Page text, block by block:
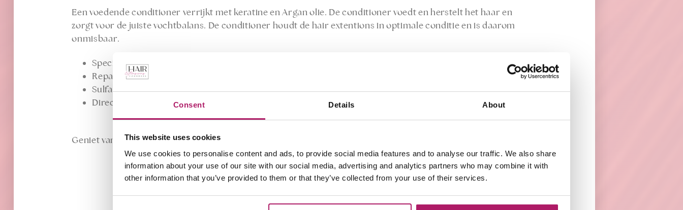
Consent Details About
This website uses cookies
We use cookies to personalise content and ads, to provide social media features and to analyse our traffic. We also share
information about your use of our site with our social media, advertising and analytics partners who may combine it with
other information that you’ve provided to them or that they’ve collected from your use of their services.
Een voedende conditioner verrijkt met keratine en Argan olie. De conditioner voedt en herstelt het haar en
zorgt voor de juiste vochtbalans. De conditioner houdt de hair extentions in optimale conditie en is daarom
onmisbaar.
Speciale conditioner voor haar met extensions.
Repareert en hydrateert.
Sulfaten vrij en geschikt voor alle typen geschikt.
Direct uit eigen voorraad leverbaar.
Geniet van jouw aftercare routine met heerlijk product.